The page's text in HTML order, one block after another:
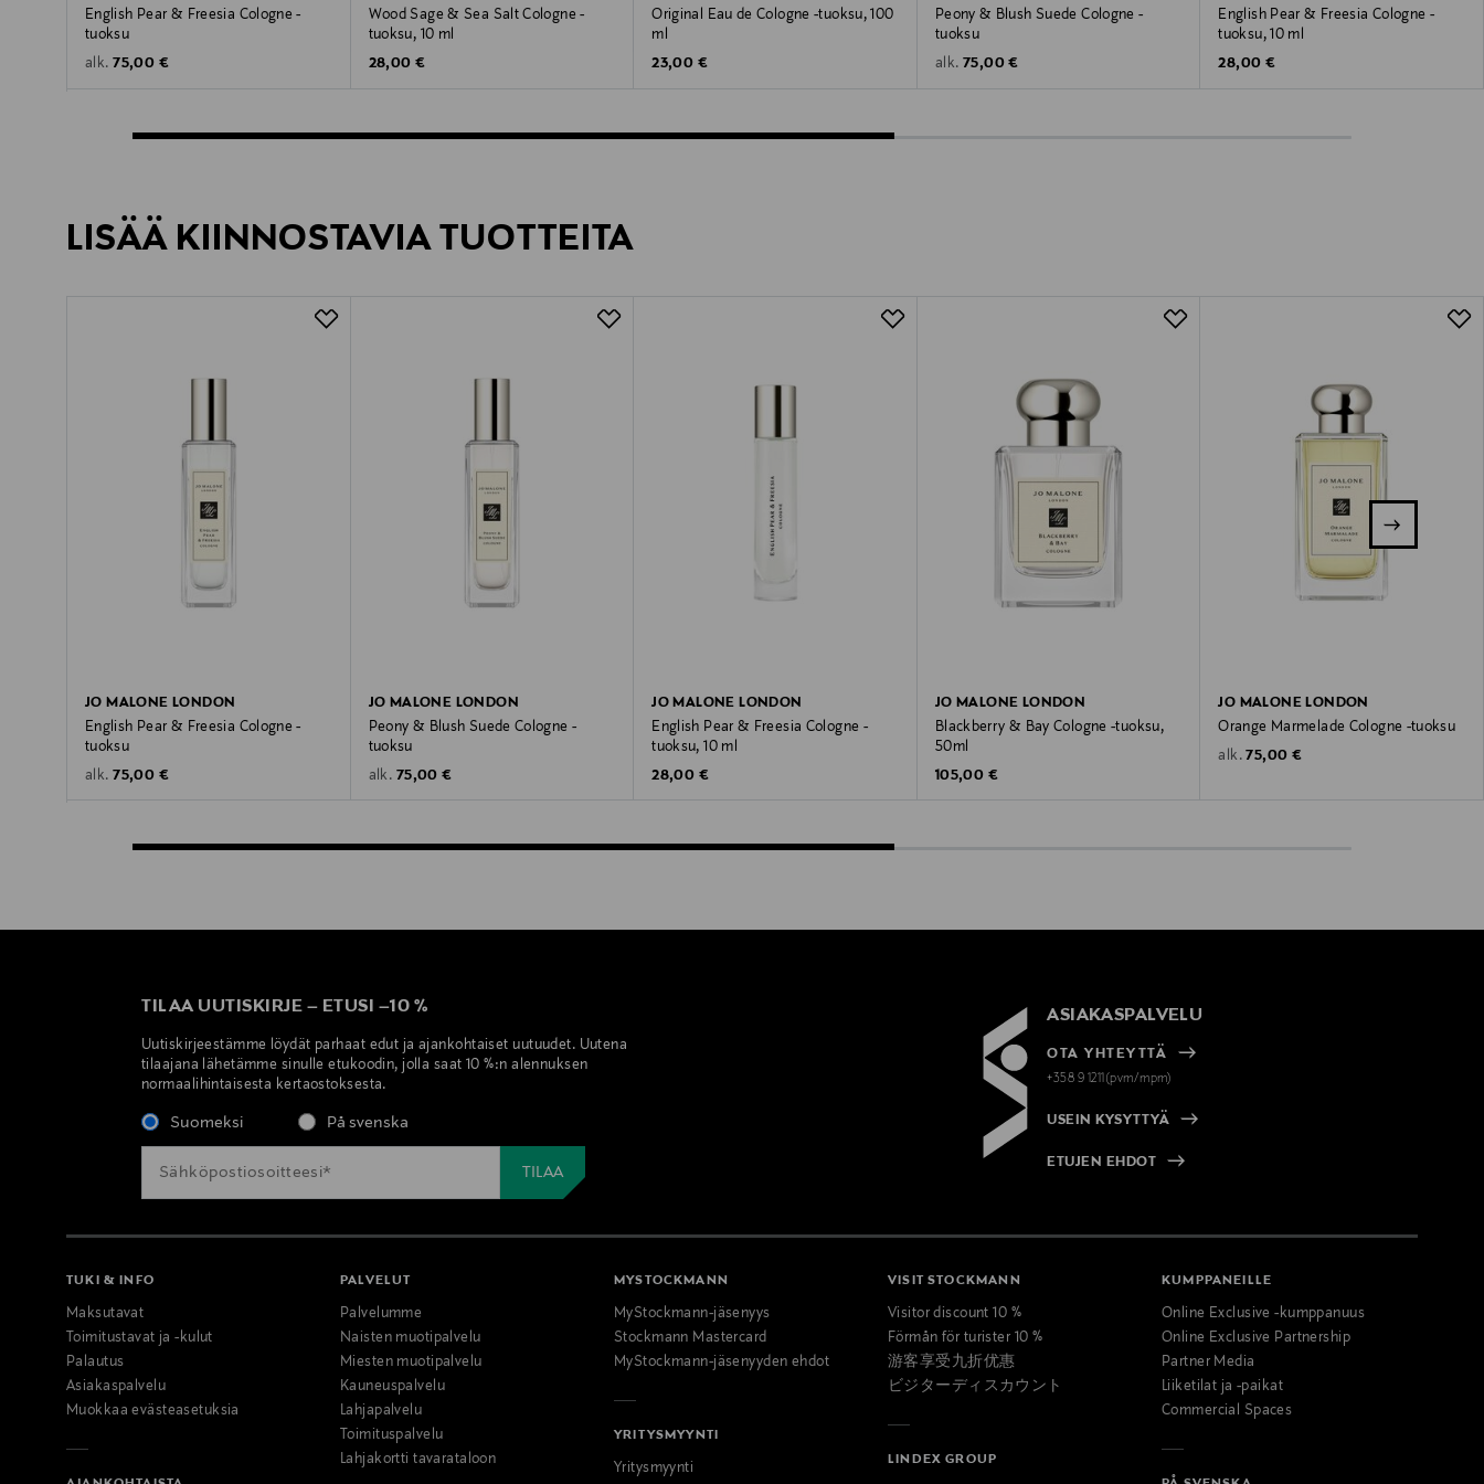
English Pear & Freesia Cologne -
tuoksu
alk. Original Price
75,00 €
Wood Sage & Sea Salt Cologne -
tuoksu, 10 ml
Original Price
28,00 €
Original Eau de Cologne -tuoksu, 100
ml
Original Price
23,00 €
Peony & Blush Suede Cologne -
tuoksu
alk. Original Price
75,00 €
English Pear & Freesia Cologne -
tuoksu, 10 ml
Original Price
28,00 €
LISÄÄ KIINNOSTAVIA TUOTTEITA
JO MALONE LONDON
English Pear & Freesia Cologne -
tuoksu
alk. Original Price
75,00 €
JO MALONE LONDON
Peony & Blush Suede Cologne -
tuoksu
alk. Original Price
75,00 €
JO MALONE LONDON
English Pear & Freesia Cologne -
tuoksu, 10 ml
Original Price
28,00 €
JO MALONE LONDON
Blackberry & Bay Cologne -tuoksu,
50ml
Original Price
105,00 €
JO MALONE LONDON
Orange Marmelade Cologne -tuoksu
alk. Original Price
75,00 €
TILAA UUTISKIRJE – ETUSI –10 %
Uutiskirjeestämme löydät parhaat edut ja ajankohtaiset uutuudet. Uutena
tilaajana lähetämme sinulle etukoodin, jolla saat 10 %:n alennuksen
normaalihintaisesta kertaostoksesta.
Suomeksi På svenska
ASIAKASPALVELU
OTA YHTEYTTÄ
+358 9 1211(pvm/mpm)
USEIN KYSYTTYÄ
ETUJEN EHDOT
TUKI & INFO
Maksutavat
Toimitustavat ja -kulut
Palautus
Asiakaspalvelu
Muokkaa evästeasetuksia
PALVELUT
Palvelumme
Naisten muotipalvelu
Miesten muotipalvelu
Kauneuspalvelu
Lahjapalvelu
Toimituspalvelu
Lahjakortti tavarataloon
MYSTOCKMANN
MyStockmann-jäsenyys
Stockmann Mastercard
MyStockmann-jäsenyyden ehdot
YRITYSMYYNTI
Yritysmyynti
VISIT STOCKMANN
Visitor discount 10 %
Förmån för turister 10 %
游客享受九折优惠
ビジターディスカウント
LINDEX GROUP
KUMPPANEILLE
Online Exclusive -kumppanuus
Online Exclusive Partnership
Partner Media
Liiketilat ja -paikat
Commercial Spaces